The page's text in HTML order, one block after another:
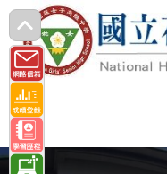
跳
轉
至
主
要
內